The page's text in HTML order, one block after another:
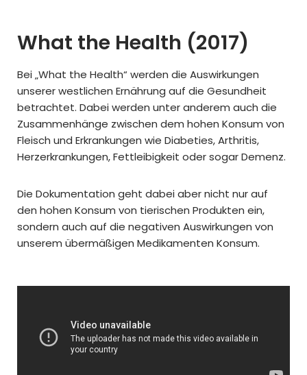
What the Health (2017)
Bei „What the Health“ werden die Auswirkungen
unserer westlichen Ernährung auf die Gesundheit
betrachtet. Dabei werden unter anderem auch die
Zusammenhänge zwischen dem hohen Konsum von
Fleisch und Erkrankungen wie Diabeties, Arthritis,
Herzerkrankungen, Fettleibigkeit oder sogar Demenz.
Die Dokumentation geht dabei aber nicht nur auf
den hohen Konsum von tierischen Produkten ein,
sondern auch auf die negativen Auswirkungen von
unserem übermäßigen Medikamenten Konsum.